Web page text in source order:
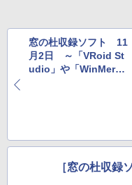
窓の杜収録ソフト 11
月2日 ～「VRoid St
udio」や「WinMerge
［窓の杜収録